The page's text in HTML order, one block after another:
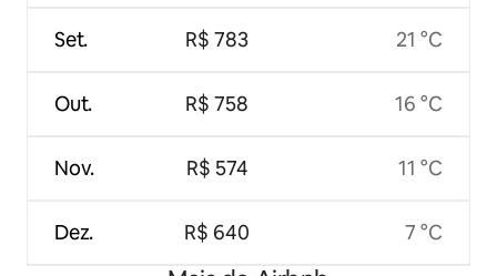
Set.
Out.
Nov.
Dez.
R$ 783
R$ 758
R$ 574
R$ 640
21 °C
16 °C
11 °C
7 °C